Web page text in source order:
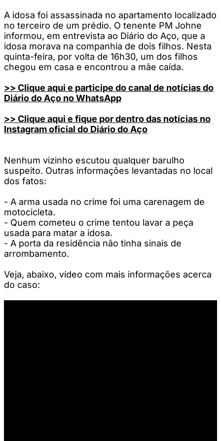
A idosa foi assassinada no apartamento localizado
no terceiro de um prédio. O tenente PM Johne
informou, em entrevista ao Diário do Aço, que a
idosa morava na companhia de dois filhos. Nesta
quinta-feira, por volta de 16h30, um dos filhos
chegou em casa e encontrou a mãe caída.
>> Clique aqui e participe do canal de notícias do
Diário do Aço no WhatsApp
>> Clique aqui e fique por dentro das notícias no
Instagram oficial do Diário do Aço
Nenhum vizinho escutou qualquer barulho
suspeito. Outras informações levantadas no local
dos fatos:
- A arma usada no crime foi uma carenagem de
motocicleta.
- Quem cometeu o crime tentou lavar a peça
usada para matar a idosa.
- A porta da residência não tinha sinais de
arrombamento.
Veja, abaixo, vídeo com mais informações acerca
do caso: